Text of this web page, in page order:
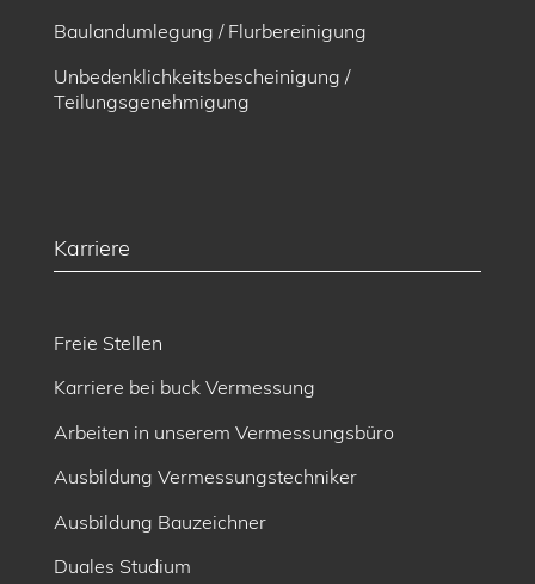
Baulandumlegung / Flurbereinigung
Unbedenklichkeitsbescheinigung /
Teilungsgenehmigung
Karriere
Freie Stellen
Karriere bei buck Vermessung
Arbeiten in unserem Vermessungsbüro
Ausbildung Vermessungstechniker
Ausbildung Bauzeichner
Duales Studium